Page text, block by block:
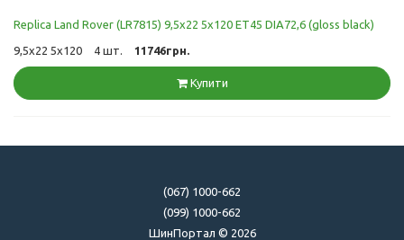
Replica Land Rover (LR7815) 9,5x22 5x120 ET45 DIA72,6 (gloss black)
9,5x22 5x120 4 шт. 11746грн.
Купити
(067) 1000-662
(099) 1000-662
ШинПортал © 2026